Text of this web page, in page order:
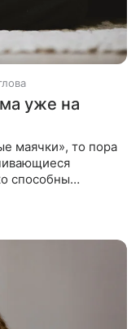
уже на
маячки», то пора
способны
срыва. Мамы